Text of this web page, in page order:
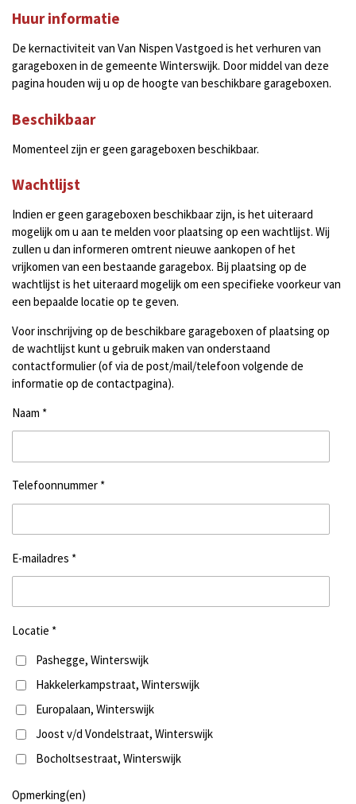
Huur informatie
De kernactiviteit van Van Nispen Vastgoed is het verhuren van
garageboxen in de gemeente Winterswijk. Door middel van deze
pagina houden wij u op de hoogte van beschikbare garageboxen.
Beschikbaar
Momenteel zijn er geen garageboxen beschikbaar.
Wachtlijst
Indien er geen garageboxen beschikbaar zijn, is het uiteraard
mogelijk om u aan te melden voor plaatsing op een wachtlijst. Wij
zullen u dan informeren omtrent nieuwe aankopen of het
vrijkomen van een bestaande garagebox. Bij plaatsing op de
wachtlijst is het uiteraard mogelijk om een specifieke voorkeur van
een bepaalde locatie op te geven.
Voor inschrijving op de beschikbare garageboxen of plaatsing op
de wachtlijst kunt u gebruik maken van onderstaand
contactformulier (of via de post/mail/telefoon volgende de
informatie op de contactpagina).
Naam *
Telefoonnummer *
E-mailadres *
Locatie *
Pashegge, Winterswijk
Hakkelerkampstraat, Winterswijk
Europalaan, Winterswijk
Joost v/d Vondelstraat, Winterswijk
Bocholtsestraat, Winterswijk
Opmerking(en)